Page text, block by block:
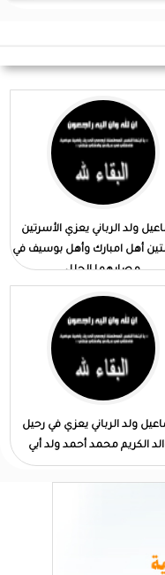
ولد الرباني يعزي الأسرتين
أهل امبارك وأهل بوسيف في
مصابهما الجلل
ولد الرباني يعزي في رحيل
الكريم محمد أحمد ولد أبي